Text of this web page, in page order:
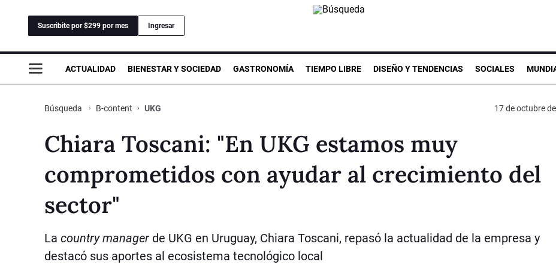
Suscribite por $299 por mes Ingresar
ACTUALIDAD BIENESTAR Y SOCIEDAD GASTRONOMÍA TIEMPO LIBRE DISEÑO Y TENDENCIAS SOCIALES
Búsqueda B-content UKG 17 de octubre
Chiara Toscani: "En UKG estamos muy
comprometidos con ayudar al crecimiento del
sector"
La country manager de UKG en Uruguay, Chiara Toscani, repasó la actualidad de la empresa y
destacó sus aportes al ecosistema tecnológico local